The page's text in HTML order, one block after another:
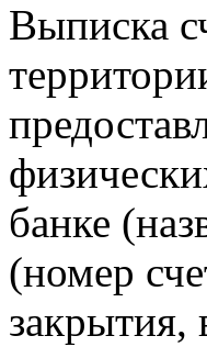
Выписка
банке
(номер
закрытия,